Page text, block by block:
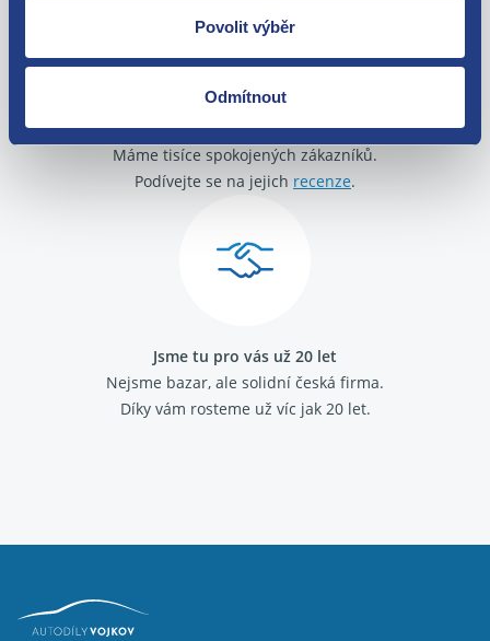
Povolit výběr
Odmítnout
O své zákazníky se staráme
Máme tisíce spokojených zákazníků.
Podívejte se na jejich recenze.
Jsme tu pro vás už 20 let
Nejsme bazar, ale solidní česká firma.
Díky vám rosteme už víc jak 20 let.